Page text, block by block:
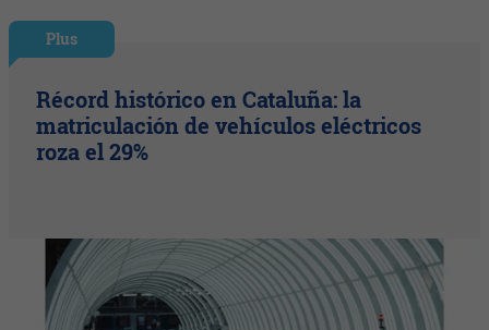
Plus
Récord histórico en Cataluña: la
matriculación de vehículos eléctricos
roza el 29%